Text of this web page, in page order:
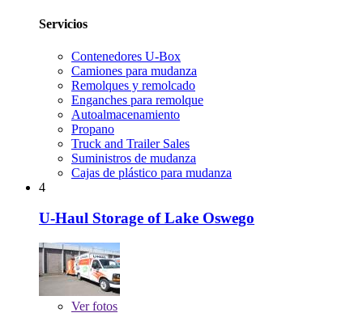
Servicios
Contenedores U-Box
Camiones para mudanza
Remolques y remolcado
Enganches para remolque
Autoalmacenamiento
Propano
Truck and Trailer Sales
Suministros de mudanza
Cajas de plástico para mudanza
4
U-Haul Storage of Lake Oswego
Verfotos